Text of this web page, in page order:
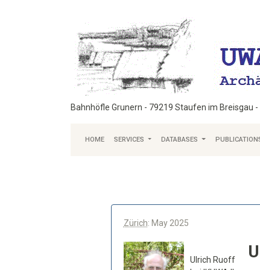
Bahnhöfle Grunern - 79219 Staufen im Breisgau
HOME SERVICES DATABASES
Zürich: May 2025
Ulrich Ruoff